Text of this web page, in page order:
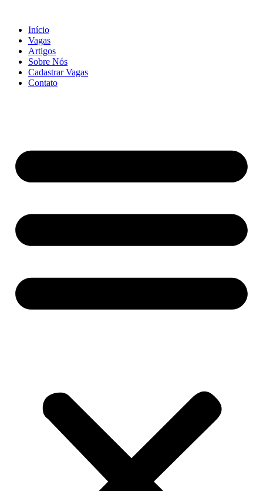
Início
Vagas
Artigos
Sobre Nós
Cadastrar Vagas
Contato